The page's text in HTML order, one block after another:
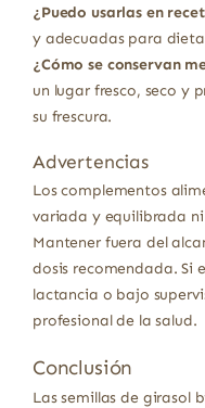
¿Puedo usarlas en
y adecuadas para
¿Cómo se conservan
un lugar fresco, seco y
su frescura.
Advertencias
Los complementos
variada y equilibrada
Mantener fuera del
dosis recomendada. Si
lactancia o bajo
profesional de la salud.
Conclusión
Las semillas de girasol